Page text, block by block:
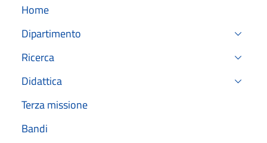
Home
Dipartimento
Ricerca
Didattica
Terza missione
Bandi